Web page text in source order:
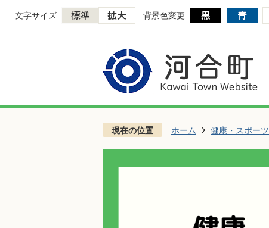
文字サイズ 背景色変更
現在の位置 ホーム 健康・スポーツ